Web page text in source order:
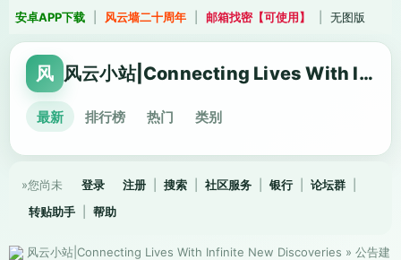
安卓APP下载 风云墙二十周年 邮箱找密【可使用】 无图版
风 风云小站|Connecting Lives With Infinite New Discoveries
最新 排行榜 热门 类别
»您尚未 登录 注册 搜索 社区服务 银行 论坛群
转贴助手
帮助
风云小站|Connecting Lives With Infinite New Discoveries » 公告建